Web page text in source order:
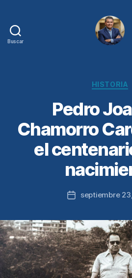
Buscar
HISTORIA
Pedro
Chamorro
el
Fecha
entrada
septiembre